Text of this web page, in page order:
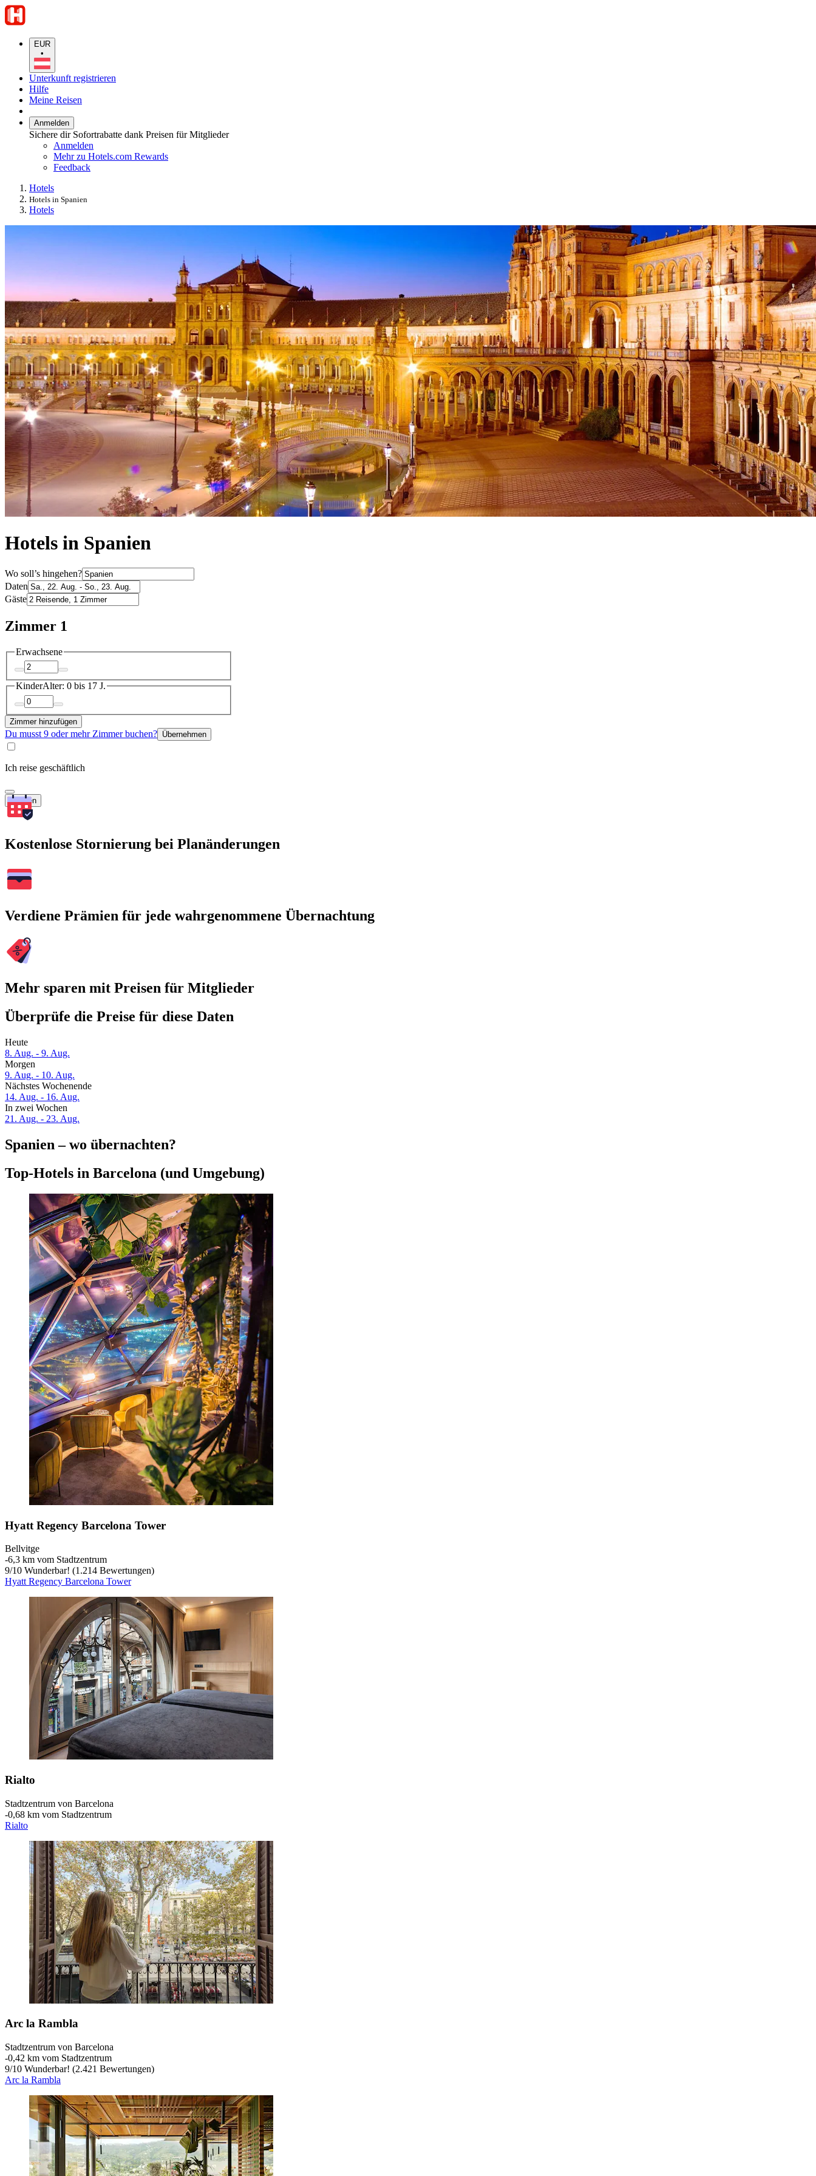
EUR
•
Unterkunft registrieren
Hilfe
Meine Reisen
Anmelden
Sichere dir Sofortrabatte dank Preisen für Mitglieder
Anmelden
Mehr zu Hotels.com Rewards
Feedback
Hotels
Hotels in Spanien
Hotels
Hotels in Spanien
Wo soll’s hingehen?
Daten
Gäste
Zimmer 1
Erwachsene
KinderAlter: 0 bis 17 J.
Zimmer hinzufügen
Du musst 9 oder mehr Zimmer buchen? Übernehmen
Ich reise geschäftlich
Suchen
Kostenlose Stornierung bei Planänderungen
Verdiene Prämien für jede wahrgenommene Übernachtung
Mehr sparen mit Preisen für Mitglieder
Überprüfe die Preise für diese Daten
Heute
8. Aug. - 9. Aug.
Morgen
9. Aug. - 10. Aug.
Nächstes Wochenende
14. Aug. - 16. Aug.
In zwei Wochen
21. Aug. - 23. Aug.
Spanien – wo übernachten?
Top-Hotels in Barcelona (und Umgebung)
Hyatt Regency Barcelona Tower
Bellvitge
‐6,3 km vom Stadtzentrum
9/10 Wunderbar! (1.214 Bewertungen)
Hyatt Regency Barcelona Tower
Rialto
Stadtzentrum von Barcelona
‐0,68 km vom Stadtzentrum
Rialto
Arc la Rambla
Stadtzentrum von Barcelona
‐0,42 km vom Stadtzentrum
9/10 Wunderbar! (2.421 Bewertungen)
Arc la Rambla